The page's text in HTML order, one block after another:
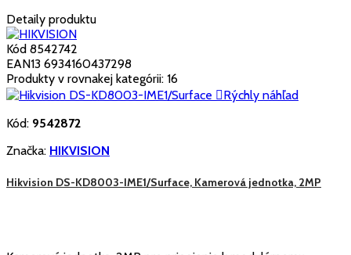
Detaily produktu
Kód 8542742
EAN13 6934160437298
Produkty v rovnakej kategórii: 16
Rýchly náhľad
Kód: 9542872
Značka: HIKVISION
Hikvision DS-KD8003-IME1/Surface, Kamerová jednotka, 2MP